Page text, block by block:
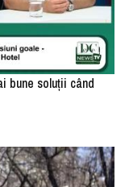
bune soluții când